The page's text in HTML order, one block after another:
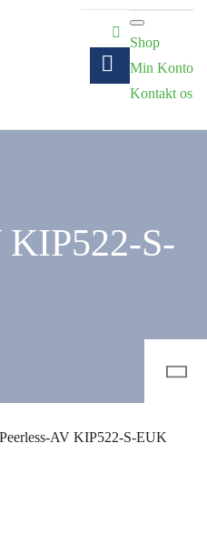
Shop
Min Konto
Kontakt os
KIP522-S-
AV KIP522-S-EUK